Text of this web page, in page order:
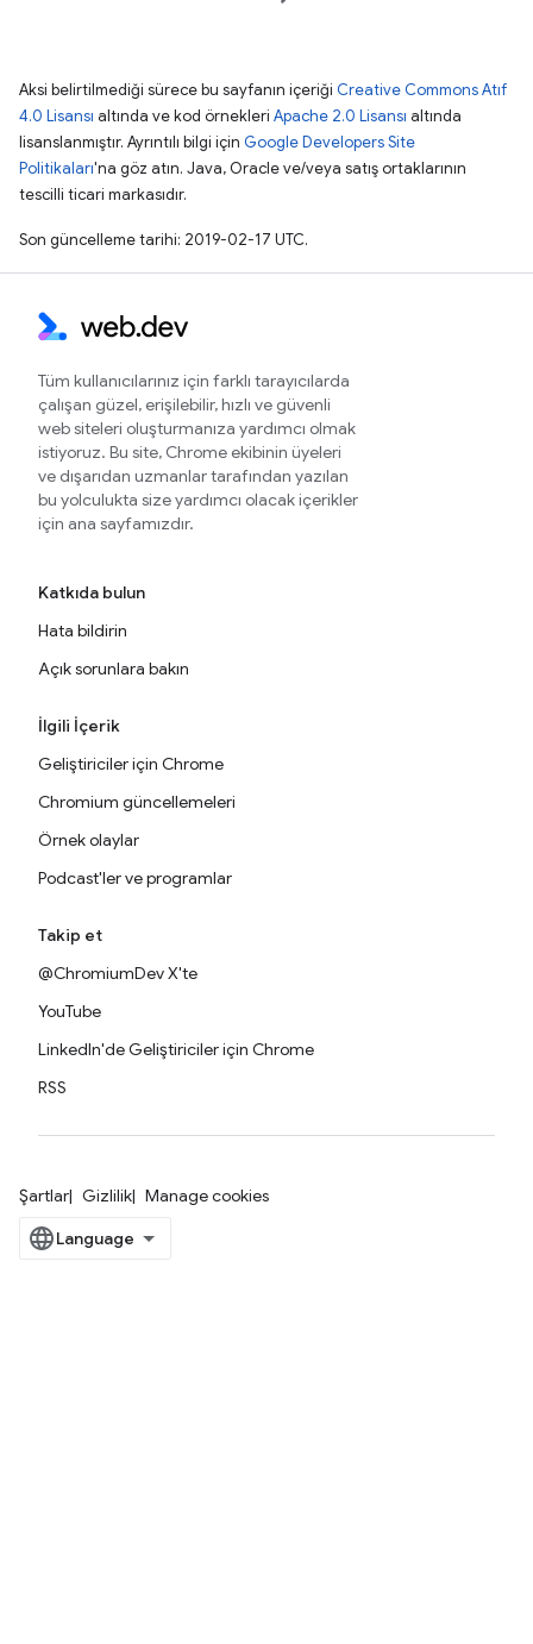
Aksi belirtilmediği sürece bu sayfanın içeriği Creative Commons Atıf
4.0 Lisansı altında ve kod örnekleri Apache 2.0 Lisansı altında
lisanslanmıştır. Ayrıntılı bilgi için Google Developers Site
Politikaları'na göz atın. Java, Oracle ve/veya satış ortaklarının
tescilli ticari markasıdır.
Son güncelleme tarihi: 2019-02-17 UTC.
Tüm kullanıcılarınız için farklı tarayıcılarda
çalışan güzel, erişilebilir, hızlı ve güvenli
web siteleri oluşturmanıza yardımcı olmak
istiyoruz. Bu site, Chrome ekibinin üyeleri
ve dışarıdan uzmanlar tarafından yazılan
bu yolculukta size yardımcı olacak içerikler
için ana sayfamızdır.
Katkıda bulun
Hata bildirin
Açık sorunlara bakın
İlgili İçerik
Geliştiriciler için Chrome
Chromium güncellemeleri
Örnek olaylar
Podcast'ler ve programlar
Takip et
@ChromiumDev X'te
YouTube
LinkedIn'de Geliştiriciler için Chrome
RSS
Şartlar Gizlilik Manage cookies